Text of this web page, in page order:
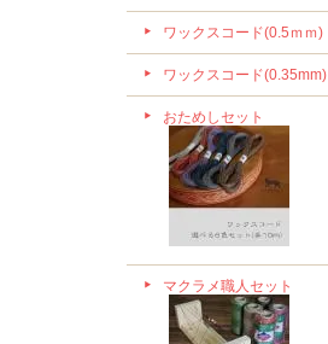
ワックスコード(0.5ｍｍ)
ワックスコード(0.35mm)
おためしセット
マクラメ職人セット